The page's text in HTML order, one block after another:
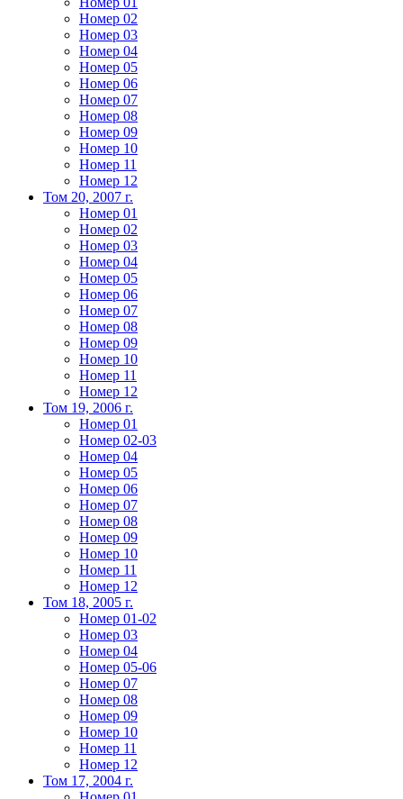
Номер 02
Номер 03
Номер 04
Номер 05
Номер 06
Номер 07
Номер 08
Номер 09
Номер 10
Номер 11
Номер 12
Том 20, 2007 г.
Номер 01
Номер 02
Номер 03
Номер 04
Номер 05
Номер 06
Номер 07
Номер 08
Номер 09
Номер 10
Номер 11
Номер 12
Том 19, 2006 г.
Номер 01
Номер 02-03
Номер 04
Номер 05
Номер 06
Номер 07
Номер 08
Номер 09
Номер 10
Номер 11
Номер 12
Том 18, 2005 г.
Номер 01-02
Номер 03
Номер 04
Номер 05-06
Номер 07
Номер 08
Номер 09
Номер 10
Номер 11
Номер 12
Том 17, 2004 г.